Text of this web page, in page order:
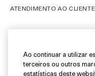
Nossa Arte
Ofertas
ATENDIMENTO AO CLIENTE
Fale Conosco
Personal Shopper
SIGA-NOS
Ao continuar a utilizar
terceiros ou outros
estatísticas deste